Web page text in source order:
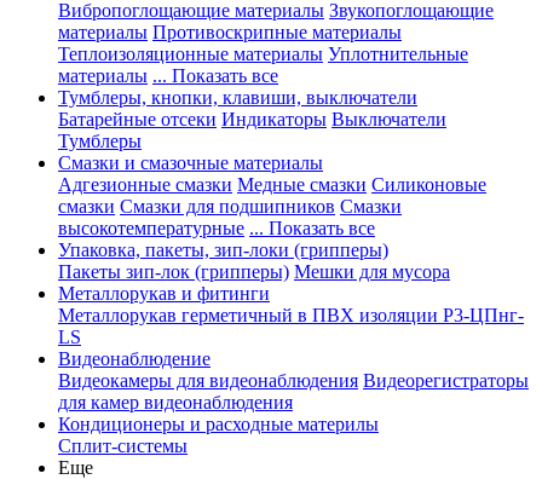
Вибропоглощающие материалы Звукопоглощающие
материалы Противоскрипные материалы
Теплоизоляционные материалы Уплотнительные
материалы ... Показать все
Тумблеры, кнопки, клавиши, выключатели
Батарейные отсеки Индикаторы Выключатели
Тумблеры
Смазки и смазочные материалы
Адгезионные смазки Медные смазки Силиконовые
смазки Смазки для подшипников Смазки
высокотемпературные ... Показать все
Упаковка, пакеты, зип-локи (грипперы)
Пакеты зип-лок (грипперы) Мешки для мусора
Металлорукав и фитинги
Металлорукав герметичный в ПВХ изоляции Р3-ЦПнг-
LS
Видеонаблюдение
Видеокамеры для видеонаблюдения Видеорегистраторы
для камер видеонаблюдения
Кондиционеры и расходные материлы
Сплит-системы
Еще